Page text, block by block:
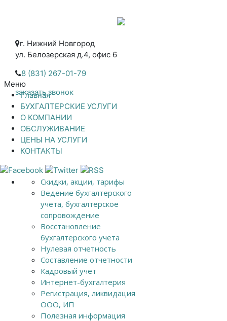
г. Нижний Новгород
ул. Белозерская д.4, офис 6
8 (831) 267-01-79
заказать звонок
Меню
Главная
БУХГАЛТЕРСКИЕ УСЛУГИ
О КОМПАНИИ
ОБСЛУЖИВАНИЕ
ЦЕНЫ НА УСЛУГИ
КОНТАКТЫ
Скидки, акции, тарифы
Ведение бухгалтерского
учета, бухгалтерское
сопровождение
Восстановление
бухгалтерского учета
Нулевая отчетность
Составление отчетности
Кадровый учет
Интернет-бухгалтерия
Регистрация, ликвидация
ООО, ИП
Полезная информация